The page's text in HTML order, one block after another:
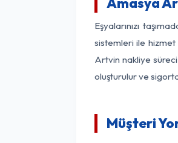
Eşyalarınızı
sistemleri ile
Artvin nakliye
oluşturulur ve
Müşteri